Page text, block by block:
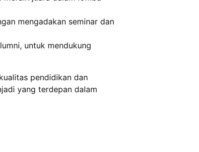
mengadakan seminar dan
untuk mendukung
pendidikan dan
yang terdepan dalam